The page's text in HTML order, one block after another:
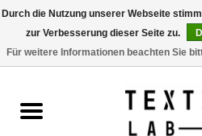
BÜCHER
Durch die Nutzung unserer Webseite
zur Verbesserung dieser Seite zu.
Für weitere Informationen beachten Sie